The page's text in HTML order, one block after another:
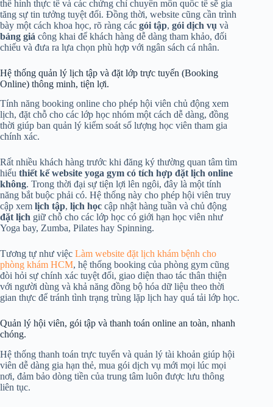
thể hình thực tế và các chứng chỉ chuyên môn quốc tế sẽ gia
tăng sự tin tưởng tuyệt đối. Đồng thời, website cũng cần trình
bày một cách khoa học, rõ ràng các gói tập, gói dịch vụ và
bảng giá công khai để khách hàng dễ dàng tham khảo, đối
chiếu và đưa ra lựa chọn phù hợp với ngân sách cá nhân.
Hệ thống quản lý lịch tập và đặt lớp trực tuyến (Booking
Online) thông minh, tiện lợi.
Tính năng booking online cho phép hội viên chủ động xem
lịch, đặt chỗ cho các lớp học nhóm một cách dễ dàng, đồng
thời giúp ban quản lý kiểm soát số lượng học viên tham gia
chính xác.
Rất nhiều khách hàng trước khi đăng ký thường quan tâm tìm
hiểu thiết kế website yoga gym có tích hợp đặt lịch online
không. Trong thời đại sự tiện lợi lên ngôi, đây là một tính
năng bắt buộc phải có. Hệ thống này cho phép hội viên truy
cập xem lịch tập, lịch học cập nhật hàng tuần và chủ động
đặt lịch giữ chỗ cho các lớp học có giới hạn học viên như
Yoga bay, Zumba, Pilates hay Spinning.
Tương tự như việc Làm website đặt lịch khám bệnh cho
phòng khám HCM, hệ thống booking của phòng gym cũng
đòi hỏi sự chính xác tuyệt đối, giao diện thao tác thân thiện
với người dùng và khả năng đồng bộ hóa dữ liệu theo thời
gian thực để tránh tình trạng trùng lặp lịch hay quá tải lớp học.
Quản lý hội viên, gói tập và thanh toán online an toàn, nhanh
chóng.
Hệ thống thanh toán trực tuyến và quản lý tài khoản giúp hội
viên dễ dàng gia hạn thẻ, mua gói dịch vụ mới mọi lúc mọi
nơi, đảm bảo dòng tiền của trung tâm luôn được lưu thông
liên tục.